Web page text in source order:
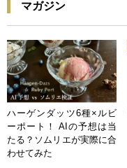
マガジン
ハーゲンダッツ6種×ルビ
ーポート！ AIの予想は当
たる？ソムリエが実際に合
わせてみた